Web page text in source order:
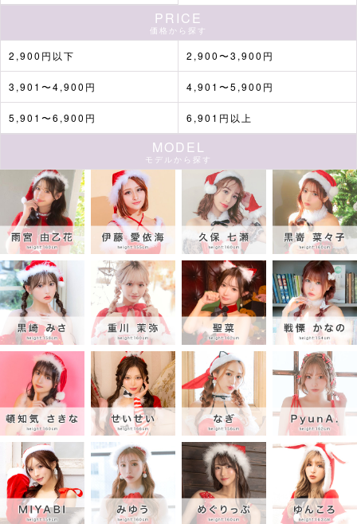
■セット内容
PRICE
価格から探す
2,900円以下 2,900〜3,900円
3,901〜4,900円 4,901〜5,900円
5,901〜6,900円 6,901円以上
MODEL
モデルから探す